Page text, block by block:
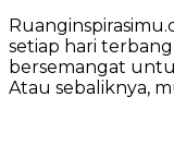
setiap hari
bersemangat
Atau sebaliknya,